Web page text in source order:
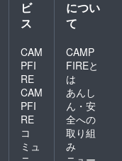
ビ
ス
CAM
PFI
RE
CAM
PFI
RE
コ
ミュ
につい
て
CAMP
FIREと
は
あんし
ん・安
全への
取り組
み